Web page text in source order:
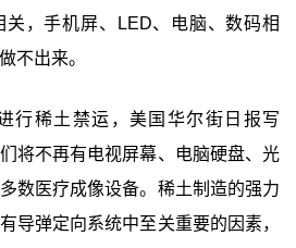
，手机屏、LED、电脑、数码相
不出来。
行稀土禁运，美国华尔街日报写
将不再有电视屏幕、电脑硬盘、光
数医疗成像设备。稀土制造的强力
导弹定向系统中至关重要的因素，